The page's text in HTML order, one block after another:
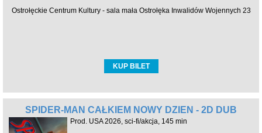
Ostrołęckie Centrum Kultury - sala mała Ostrołęka Inwalidów Wojennych 23
KUP BILET
SPIDER-MAN CAŁKIEM NOWY DZIEŃ - 2D DUB
Prod. USA 2026, sci-fi/akcja, 145 min